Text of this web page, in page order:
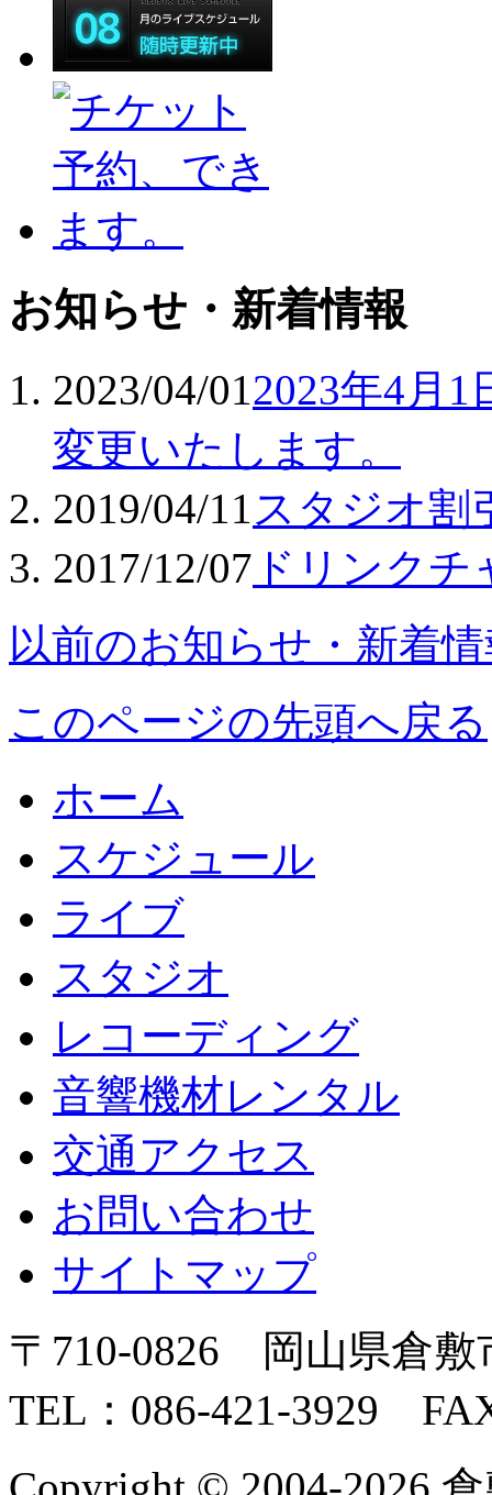
お知らせ・新着情報
2023/04/012023年4月
変更いたします。
2019/04/11 スタジオ割
2017/12/07 ドリンク
以前のお知らせ・新着
このページの先頭へ戻る
ホーム
スケジュール
ライブ
スタジオ
レコーディング
音響機材レンタル
交通アクセス
お問い合わせ
サイトマップ
〒710-0826 岡山県倉敷
TEL：086-421-3929